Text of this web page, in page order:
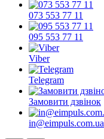
073 553 77 11
095 553 77 11
Viber
Telegram
Замовити дзвінок
in@eimpuls.com.ua